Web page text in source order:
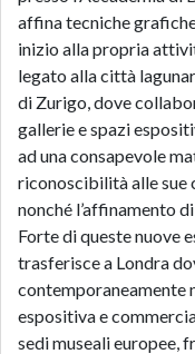
affina tecniche
inizio alla propria
legato alla città
di Zurigo, dove
gallerie e spazi
ad una consapevole
riconoscibilità alle sue
nonché l’affinamento
Forte di queste nuove
trasferisce a Londra
contemporaneamente
espositiva e
sedi museali europee,